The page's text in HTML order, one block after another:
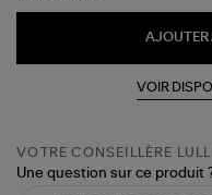
AJOUTER
VOIR
VOTRE CONSEILLÈRE LULLI
Une question sur ce produit